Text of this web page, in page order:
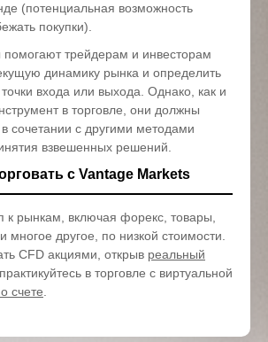
(потенциальная возможность
покупки).
помогают трейдерам и инвесторам
динамику рынка и определить
входа или выхода. Однако, как и
в торговле, они должны
в сочетании с другими методами
взвешенных решений.
с Vantage Markets
к рынкам, включая форекс, товары,
многое другое, по низкой стоимости.
CFD акциями, открыв реальный
практикуйтесь в торговле с виртуальной
счете